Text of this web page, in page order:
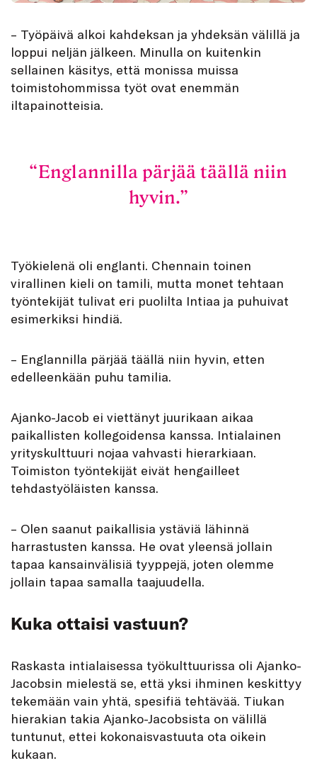
– Työpäivä alkoi kahdeksan ja yhdeksän välillä ja
loppui neljän jälkeen. Minulla on kuitenkin
sellainen käsitys, että monissa muissa
toimistohommissa työt ovat enemmän
iltapainotteisia.
Englannilla pärjää täällä niin
hyvin.
Työkielenä oli englanti. Chennain toinen
virallinen kieli on tamili, mutta monet tehtaan
työntekijät tulivat eri puolilta Intiaa ja puhuivat
esimerkiksi hindiä.
– Englannilla pärjää täällä niin hyvin, etten
edelleenkään puhu tamilia.
Ajanko-Jacob ei viettänyt juurikaan aikaa
paikallisten kollegoidensa kanssa. Intialainen
yrityskulttuuri nojaa vahvasti hierarkiaan.
Toimiston työntekijät eivät hengailleet
tehdastyöläisten kanssa.
– Olen saanut paikallisia ystäviä lähinnä
harrastusten kanssa. He ovat yleensä jollain
tapaa kansainvälisiä tyyppejä, joten olemme
jollain tapaa samalla taajuudella.
Kuka ottaisi vastuun?
Raskasta intialaisessa työkulttuurissa oli Ajanko-
Jacobsin mielestä se, että yksi ihminen keskittyy
tekemään vain yhtä, spesifiä tehtävää. Tiukan
hierakian takia Ajanko-Jacobsista on välillä
tuntunut, ettei kokonaisvastuuta ota oikein
kukaan.